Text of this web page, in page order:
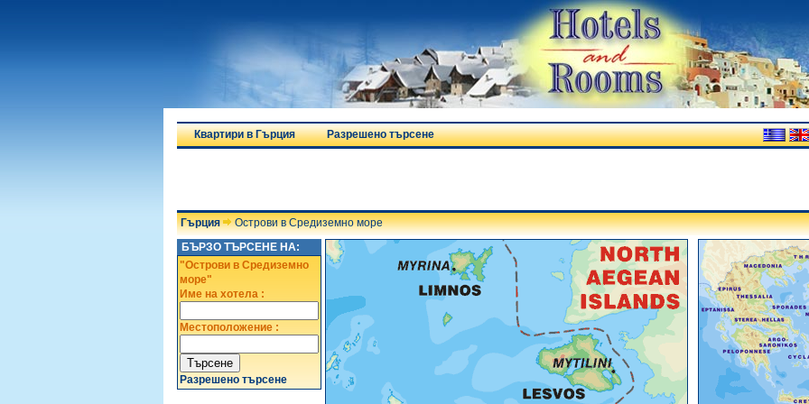
Квартири в Гърция Разрешено търсене
Гърция
Острови в Средиземно море
БЪРЗО ТЪРСЕНЕ НА:
"Острови в Средиземно
море"
Име на хотела :
Местоположение :
Разрешено търсене